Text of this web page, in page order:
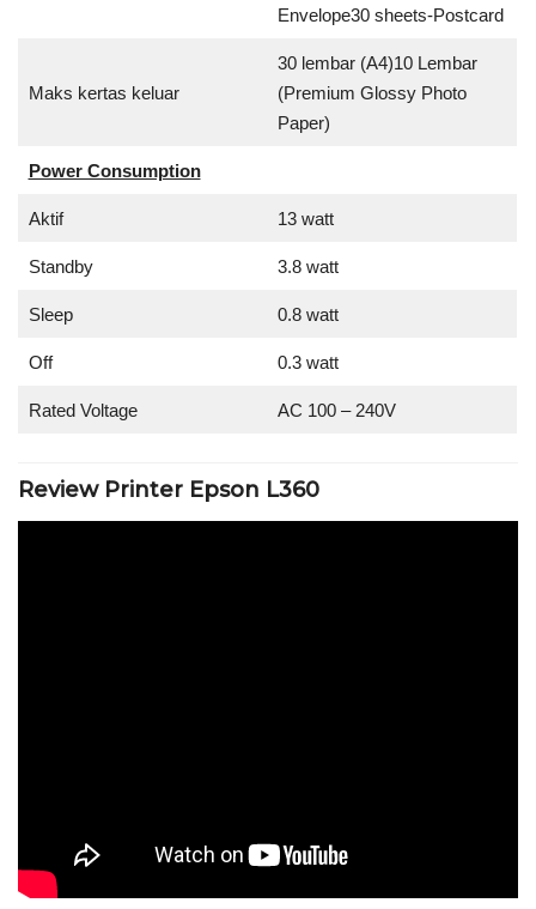
Envelope30 sheets-Postcard
Maks kertas keluar
30 lembar (A4)10 Lembar
(Premium Glossy Photo
Paper)
Power Consumption
Aktif 13 watt
Standby 3.8 watt
Sleep 0.8 watt
Off 0.3 watt
Rated Voltage AC 100 – 240V
Review Printer Epson L360